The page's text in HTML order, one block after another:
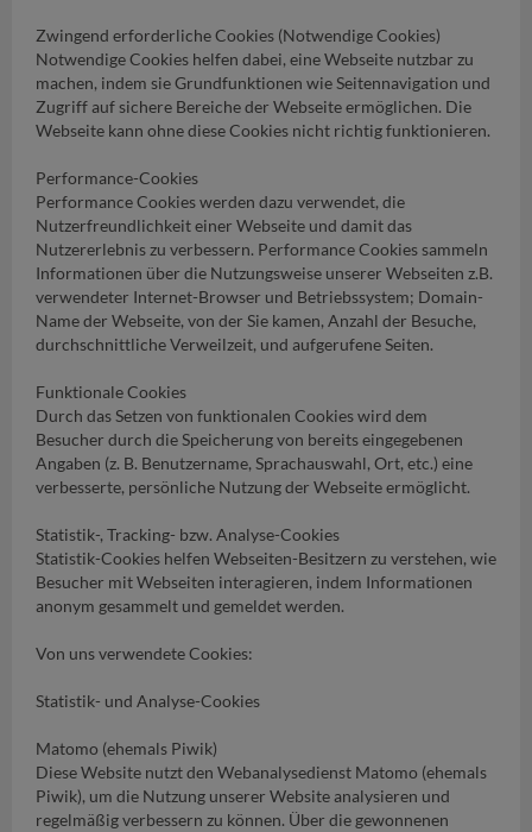
Zwingend erforderliche Cookies (Notwendige Cookies)
Notwendige Cookies helfen dabei, eine Webseite nutzbar zu
machen, indem sie Grundfunktionen wie Seitennavigation und
Zugriff auf sichere Bereiche der Webseite ermöglichen. Die
Webseite kann ohne diese Cookies nicht richtig funktionieren.
Performance-Cookies
Performance Cookies werden dazu verwendet, die
Nutzerfreundlichkeit einer Webseite und damit das
Nutzererlebnis zu verbessern. Performance Cookies sammeln
Informationen über die Nutzungsweise unserer Webseiten z.B.
verwendeter Internet-Browser und Betriebssystem; Domain-
Name der Webseite, von der Sie kamen, Anzahl der Besuche,
durchschnittliche Verweilzeit, und aufgerufene Seiten.
Funktionale Cookies
Durch das Setzen von funktionalen Cookies wird dem
Besucher durch die Speicherung von bereits eingegebenen
Angaben (z. B. Benutzername, Sprachauswahl, Ort, etc.) eine
verbesserte, persönliche Nutzung der Webseite ermöglicht.
Statistik-, Tracking- bzw. Analyse-Cookies
Statistik-Cookies helfen Webseiten-Besitzern zu verstehen, wie
Besucher mit Webseiten interagieren, indem Informationen
anonym gesammelt und gemeldet werden.
Von uns verwendete Cookies:
Statistik- und Analyse-Cookies
Matomo (ehemals Piwik)
Diese Website nutzt den Webanalysedienst Matomo (ehemals
Piwik), um die Nutzung unserer Website analysieren und
regelmäßig verbessern zu können. Über die gewonnenen